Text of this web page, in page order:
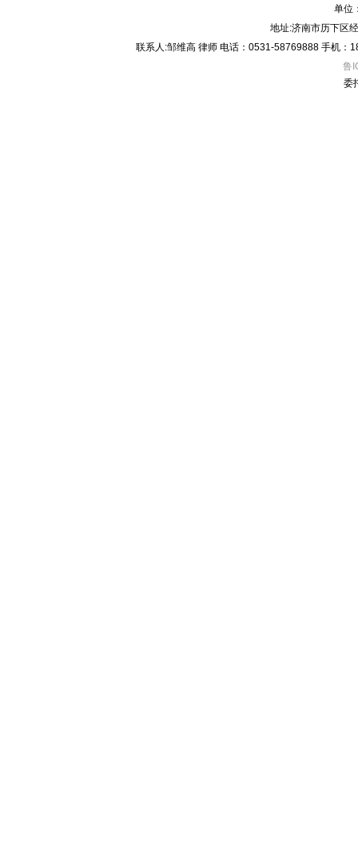
单位
地址:济南市历下区
联系人:邹维高 律师 电话：0531-58769888 手机
鲁
委